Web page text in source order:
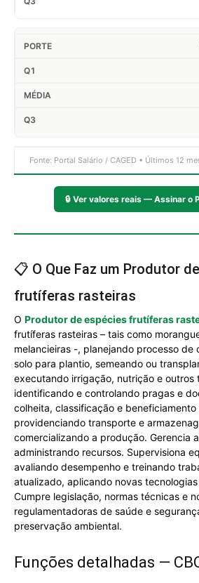
Fonte: Portal Salário / CAGED • Últimos 12
🔒 Ver valores reais — Assinar o
📋 O Que Faz um Produtor
frutíferas rasteiras
O Produtor de espécies frutíferas
frutíferas rasteiras – tais como
melancieiras -, planejando processo de
solo para plantio, semeando ou
executando irrigação, nutrição e outros
identificando e controlando pragas e
colheita, classificação e
providenciando transporte e
comercializando a produção. Gerencia
administrando recursos. Supervisiona
avaliando desempenho e treinando
atualizado, aplicando novas
Cumpre legislação, normas técnicas e
regulamentadoras de saúde e
preservação ambiental.
Funções detalhadas —